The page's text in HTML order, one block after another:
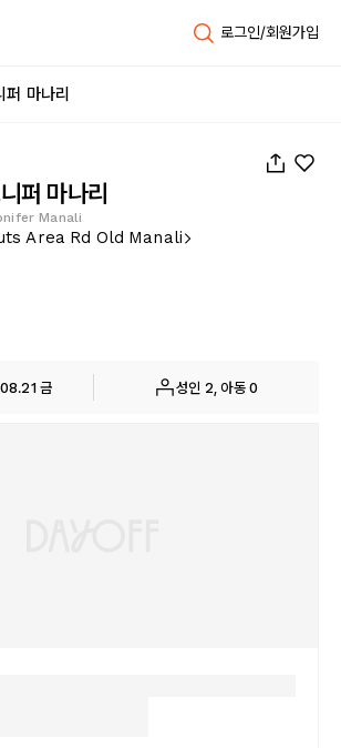
로그인/회원가입
마나리
퍼 마나리
Manali
Manali, Log Huts Area Rd Old Manali
금 성인 2, 아동 0